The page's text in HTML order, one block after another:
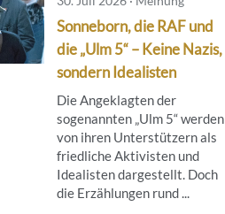
Sonneborn, die RAF und
die „Ulm 5“ – Keine Nazis,
sondern Idealisten
Die Angeklagten der
sogenannten „Ulm 5“ werden
von ihren Unterstützern als
friedliche Aktivisten und
Idealisten dargestellt. Doch
die Erzählungen rund ...